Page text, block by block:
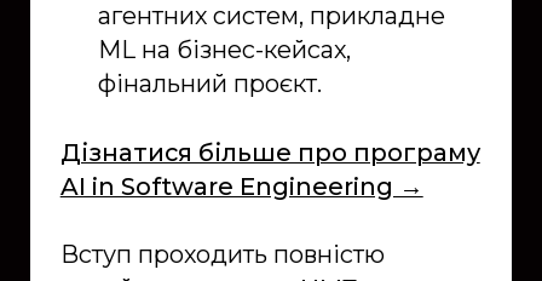
агентних систем, прикладне
ML на бізнес-кейсах,
фінальний проєкт.
Дізнатися більше про програму
AI in Software Engineering →
Вступ проходить повністю